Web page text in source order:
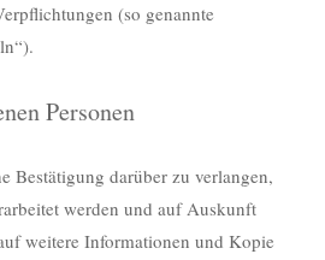
(so genannte
Personen
Bestätigung darüber zu verlangen,
werden und auf Auskunft
weitere Informationen und Kopie